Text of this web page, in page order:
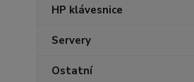
HP klávesnice
Servery
Ostatní